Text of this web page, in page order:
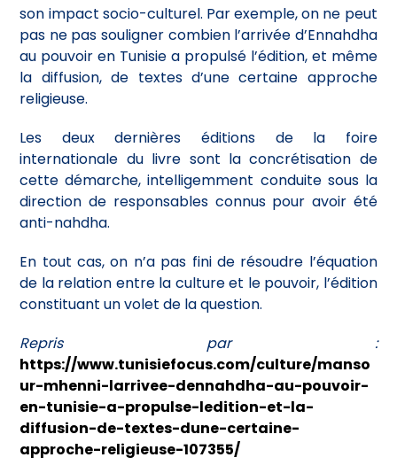
son impact socio-culturel. Par exemple, on ne peut
pas ne pas souligner combien l’arrivée d’Ennahdha
au pouvoir en Tunisie a propulsé l’édition, et même
la diffusion, de textes d’une certaine approche
religieuse.
Les deux dernières éditions de la foire
internationale du livre sont la concrétisation de
cette démarche, intelligemment conduite sous la
direction de responsables connus pour avoir été
anti-nahdha.
En tout cas, on n’a pas fini de résoudre l’équation
de la relation entre la culture et le pouvoir, l’édition
constituant un volet de la question.
Repris par :
https://www.tunisiefocus.com/culture/manso
ur-mhenni-larrivee-dennahdha-au-pouvoir-
en-tunisie-a-propulse-ledition-et-la-
diffusion-de-textes-dune-certaine-
approche-religieuse-107355/